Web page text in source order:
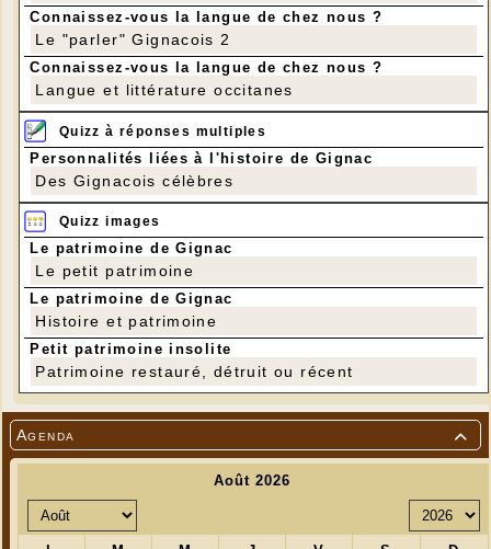

Agenda
Connaissez-vous la langue de chez nous ?
Le "parler" Gignacois 2
Connaissez-vous la langue de chez nous ?
Langue et littérature occitanes
Quizz à réponses multiples
Personnalités liées à l'histoire de Gignac
Des Gignacois célèbres
Quizz images
Le patrimoine de Gignac
Le petit patrimoine
Le patrimoine de Gignac
Histoire et patrimoine
Petit patrimoine insolite
Patrimoine restauré, détruit ou récent